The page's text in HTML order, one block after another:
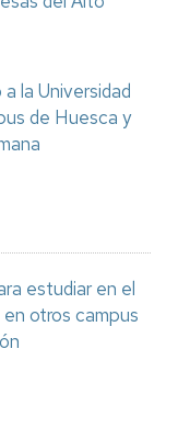
la Universidad
de Huesca y
estudiar en el
otros campus